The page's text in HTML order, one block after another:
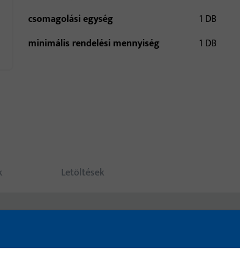
csomagolási egység
1 DB
minimális rendelési mennyiség
1 DB
Letöltések